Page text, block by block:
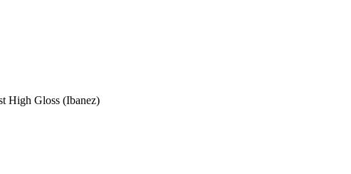
High Gloss (Ibanez)